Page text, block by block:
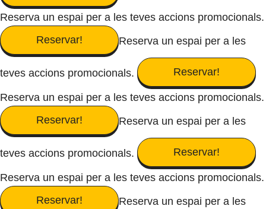
Reserva un espai per a les teves accions promocionals.
Reservar!
Reserva un espai per a les
teves accions promocionals. Reservar!
Reserva un espai per a les teves accions promocionals.
Reservar!
Reserva un espai per a les
teves accions promocionals. Reservar!
Reserva un espai per a les teves accions promocionals.
Reservar!
Reserva un espai per a les